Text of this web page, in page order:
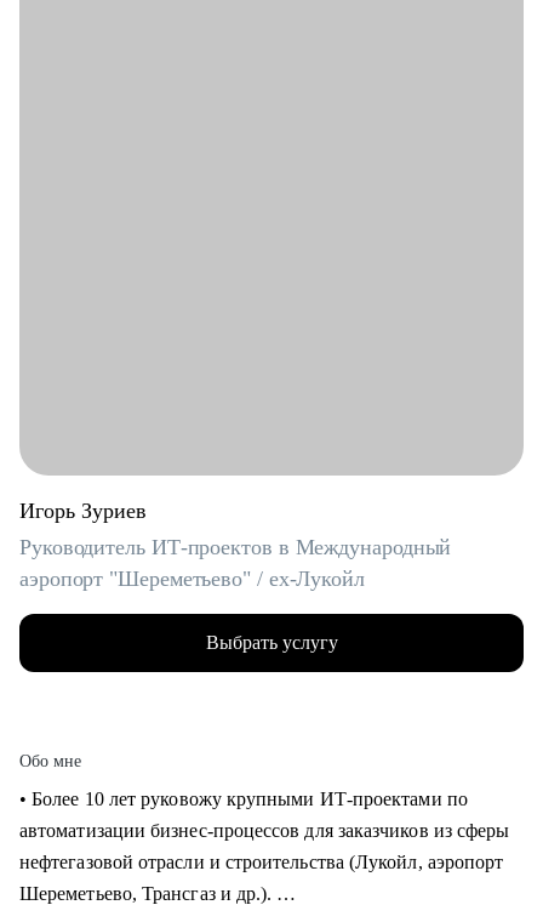
Игорь Зуриев
Руководитель ИТ-проектов в Международный
аэропорт "Шереметьево" / ex-Лукойл
Выбрать услугу
Обо мне
• Более 10 лет руковожу крупными ИТ-проектами по
автоматизации бизнес-процессов для заказчиков из сферы
нефтегазовой отрасли и строительства (Лукойл, аэропорт
Шереметьево, Трансгаз и др.).